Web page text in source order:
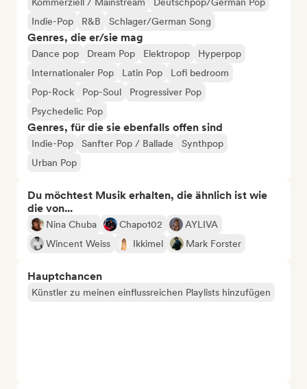
Indie-Pop
R&B Schlager/German Song
Genres, die er/sie mag
Dance pop Dream Pop Elektropop
Hyperpop
Internationaler Pop
Latin Pop
Lofi bedroom
Pop-Rock
Pop-Soul
Progressiver Pop
Psychedelic Pop
Genres, für die sie ebenfalls offen sind
Indie-Pop Sanfter Pop / Ballade
Synthpop
Urban Pop
Du möchtest Musik erhalten, die ähnlich ist wie
die von...
Nina Chuba Chapo102
AYLIVA
Wincent Weiss
Ikkimel Mark Forster
Hauptchancen
Künstler zu meinen einflussreichen Playlists hinzufügen